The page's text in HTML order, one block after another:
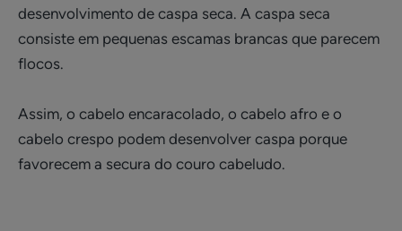
desenvolvimento de caspa seca. A caspa seca
consiste em pequenas escamas brancas que parecem
flocos.
Assim, o cabelo encaracolado, o cabelo afro e o
cabelo crespo podem desenvolver caspa porque
favorecem a secura do couro cabeludo.